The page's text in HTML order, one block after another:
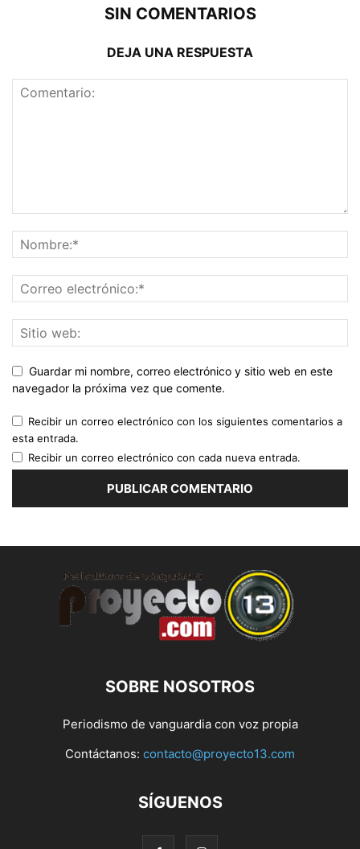
SIN COMENTARIOS
DEJA UNA RESPUESTA
Guardar mi nombre, correo electrónico y sitio web en este
navegador la próxima vez que comente.
Recibir un correo electrónico con los siguientes comentarios a
esta entrada.
Recibir un correo electrónico con cada nueva entrada.
SOBRE NOSOTROS
Periodismo de vanguardia con voz propia
Contáctanos: contacto@proyecto13.com
SÍGUENOS